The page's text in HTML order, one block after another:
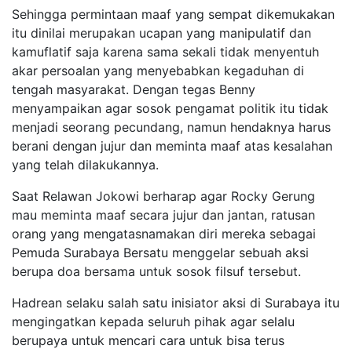
Sehingga permintaan maaf yang sempat dikemukakan
itu dinilai merupakan ucapan yang manipulatif dan
kamuflatif saja karena sama sekali tidak menyentuh
akar persoalan yang menyebabkan kegaduhan di
tengah masyarakat. Dengan tegas Benny
menyampaikan agar sosok pengamat politik itu tidak
menjadi seorang pecundang, namun hendaknya harus
berani dengan jujur dan meminta maaf atas kesalahan
yang telah dilakukannya.
Saat Relawan Jokowi berharap agar Rocky Gerung
mau meminta maaf secara jujur dan jantan, ratusan
orang yang mengatasnamakan diri mereka sebagai
Pemuda Surabaya Bersatu menggelar sebuah aksi
berupa doa bersama untuk sosok filsuf tersebut.
Hadrean selaku salah satu inisiator aksi di Surabaya itu
mengingatkan kepada seluruh pihak agar selalu
berupaya untuk mencari cara untuk bisa terus